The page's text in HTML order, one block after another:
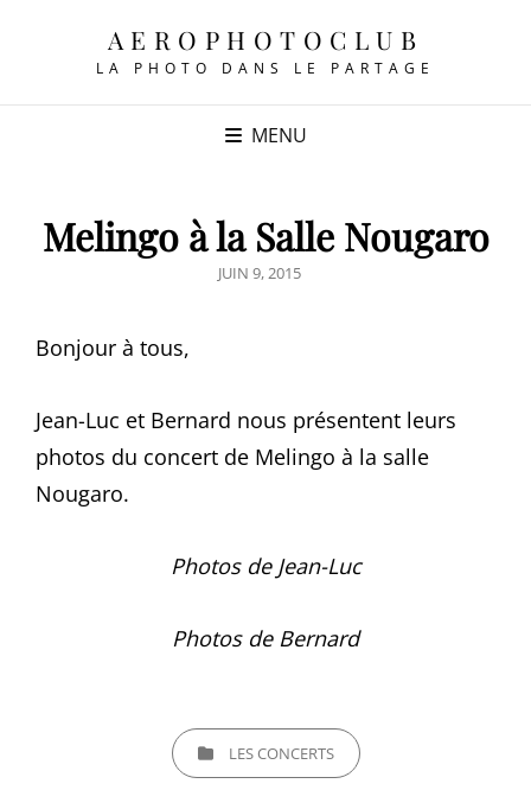
AEROPHOTOCLUB
LA PHOTO DANS LE PARTAGE
MENU
Melingo à la Salle Nougaro
POSTED
JUIN 9, 2015
Bonjour à tous,
Jean-Luc et Bernard nous présentent leurs
photos du concert de Melingo à la salle
Nougaro.
Photos de Jean-Luc
Photos de Bernard
CATEGORIESLES CONCERTS